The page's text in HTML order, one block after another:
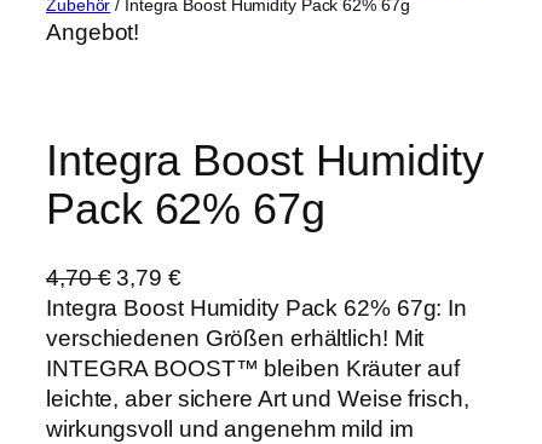
Zubehör / Integra Boost Humidity Pack 62% 67g
Angebot!
Integra Boost Humidity
Pack 62% 67g
4,70€ U
r
s
p
r
ü
3,79 €A
k
t
u
e
l
Integra Boost Humidity Pack 62% 67g: In
verschiedenen Größen erhältlich! Mit
INTEGRA BOOST™ bleiben Kräuter auf
leichte, aber sichere Art und Weise frisch,
wirkungsvoll und angenehm mild im